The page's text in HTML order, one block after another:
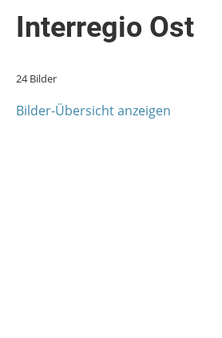
Interregio Ost
24 Bilder
Bilder-Übersicht anzeigen